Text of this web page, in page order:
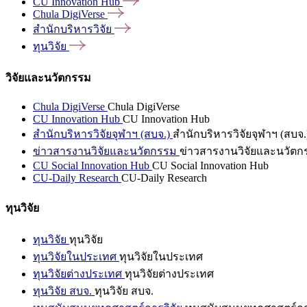
Chula DigiVerse
สำนักบริหารวิจัย
ทุนวิจัย
วิจัยและนวัตกรรม
Chula DigiVerse Chula DigiVerse
CU Innovation Hub CU Innovation Hub
สำนักบริหารวิจัยจุฬาฯ (สบจ.) สำนักบริหารวิจัยจุฬาฯ (สบจ
ข่าวสารงานวิจัยและนวัตกรรม ข่าวสารงานวิจัยและนวัตก
CU Social Innovation Hub CU Social Innovation Hub
CU-Daily Research CU-Daily Research
ทุนวิจัย
ทุนวิจัย ทุนวิจัย
ทุนวิจัยในประเทศ ทุนวิจัยในประเทศ
ทุนวิจัยต่างประเทศ ทุนวิจัยต่างประเทศ
ทุนวิจัย สบจ. ทุนวิจัย สบจ.